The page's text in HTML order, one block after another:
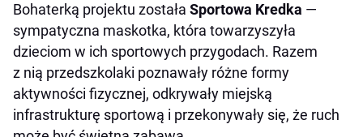
Bohaterką projektu została Sportowa Kredka —
sympatyczna maskotka, która towarzyszyła
dzieciom w ich sportowych przygodach. Razem
z nią przedszkolaki poznawały różne formy
aktywności fizycznej, odkrywały miejską
infrastrukturę sportową i przekonywały się, że ruch